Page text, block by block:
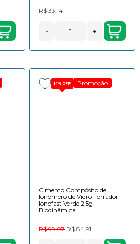
R$ 33,14
- +
14% OFF Promoção
Cimento Compósito de
Ionômero de Vidro Forrador
Ionofast Verde 2,5g -
Biodinâmica
R$ 99,07 R$ 84,91